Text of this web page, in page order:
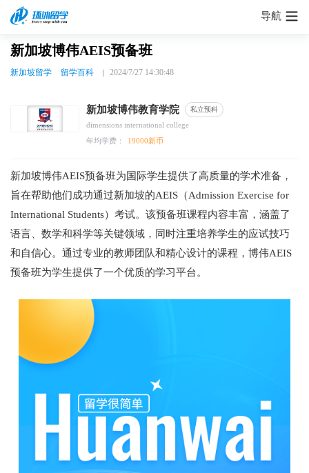
导航
新加坡博伟AEIS预备班
新加坡留学 留学百科 2024/7/27 14:30:48
新加坡博伟教育学院 私立预科
dimensions international college
年均学费：
19000新币
新加坡博伟AEIS预备班为国际学生提供了高质量的学术准备，
旨在帮助他们成功通过新加坡的AEIS（Admission Exercise for
International Students）考试。该预备班课程内容丰富，涵盖了
语言、数学和科学等关键领域，同时注重培养学生的应试技巧
和自信心。通过专业的教师团队和精心设计的课程，博伟AEIS
预备班为学生提供了一个优质的学习平台。